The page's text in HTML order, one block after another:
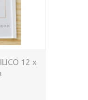
12 x